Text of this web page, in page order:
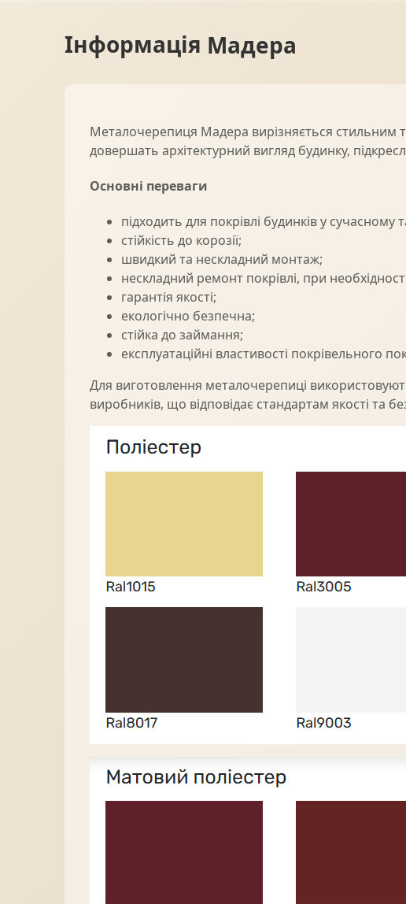
Інформація Мадера
Металочерепиця Мадера вирізняється стильним
довершать архітектурний вигляд будинку,
Основні переваги
підходить для покрівлі будинків у сучасному
стійкість до корозії;
швидкий та нескладний монтаж;
нескладний ремонт покрівлі, при
гарантія якості;
екологічно безпечна;
стійка до займання;
експлуатаційні властивості покрівельного
Для виготовлення металочерепиці
виробників, що відповідає стандартам якості та